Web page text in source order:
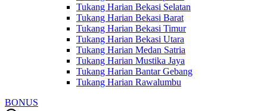
Tukang Harian Bekasi Selatan
Tukang Harian Bekasi Barat
Tukang Harian Bekasi Timur
Tukang Harian Bekasi Utara
Tukang Harian Medan Satria
Tukang Harian Mustika Jaya
Tukang Harian Bantar Gebang
Tukang Harian Rawalumbu
BONUS